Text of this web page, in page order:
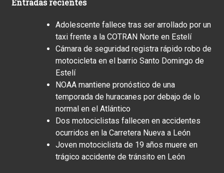
Entradas recientes
Adolescente fallece tras ser arrollado por un
taxi frente a la COTRAN Norte en Estelí
Cámara de seguridad registra rápido robo de
motocicleta en el barrio Santo Domingo de
Estelí
NOAA mantiene pronóstico de una
temporada de huracanes por debajo de lo
normal en el Atlántico
Dos motociclistas fallecen en accidentes
ocurridos en la Carretera Nueva a León
Joven motociclista de 19 años muere en
trágico accidente de tránsito en León